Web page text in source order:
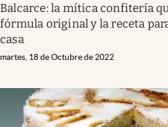
Balcarce: la mítica confitería
fórmula original y la receta
casa
martes, 18 de Octubre de 2022